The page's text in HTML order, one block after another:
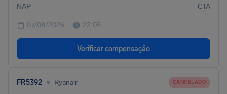
NAP CTA
07/08/2026 22:05
Verificar compensação
FR5392 • Ryanair CANCELADO